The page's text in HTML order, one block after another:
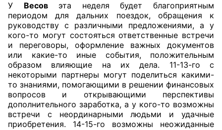
У Весовэта неделя будет благоприятным
периодом для дальних поездок, обращения к
руководству с различными предложениями, а у
кого-то могут состояться ответственные встречи
и переговоры, оформление важных документов
или какие-то иные события, положительным
образом влияющие на их дела. 11-13-го с
некоторыми партнеры могут поделиться какими-
то знаниями, помогающими в решении финансовых
вопросов и открывающими перспективы
дополнительного заработка, а у кого-то возможны
встречи с неординарными людьми и удачные
приобретения. 14-15-го возможны неожиданные